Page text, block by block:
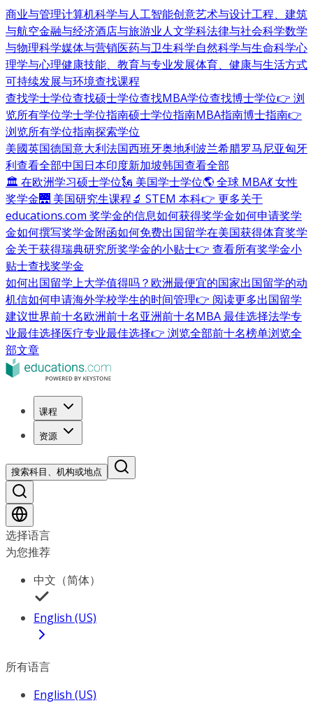
商业与管理计算机科学与人工智能创意艺术与设计工程、建筑
与航空金融与经济酒店与旅游业人文学科法律与社会科学数学
与物理科学媒体与营销医药与卫生科学自然科学与生命科学心
理学与心理健康技能、教育与专业发展体育、健康与生活方式
可持续发展与环境查找课程
查找学士学位查找硕士学位查找MBA学位查找博士学位👉 浏
览所有学位学士学位指南硕士学位指南MBA指南博士指南👉
浏览所有学位指南探索学位
美國英国德国意大利法国西班牙奥地利波兰希腊罗马尼亚匈牙
利查看全部中国日本印度新加坡韩国查看全部
🏛 在欧洲学习硕士学位🗽 美国学士学位🌎 全球 MBA💃 女性
奖学金🌉 美国研究生课程🔬 STEM 本科👉 更多关于
educations.com 奖学金的信息如何获得奖学金如何申请奖学
金如何撰写奖学金附函如何免费出国留学在美国获得体育奖学
金关于获得瑞典研究所奖学金的小贴士👉 查看所有奖学金小
贴士查找奖学金
如何出国留学上大学值得吗？ 欧洲最便宜的国家出国留学的动
机信如何申请海外学校学生的时间管理👉 阅读更多出国留学
建议世界前十名欧洲前十名亚洲前十名MBA 最佳选择法学专
业最佳选择医疗专业最佳选择👉 浏览全部前十名榜单浏览全
部文章
课程
资源
搜索科目、机构或地点
选择语言
为您推荐
中文（简体）
English (US)
所有语言
English (US)